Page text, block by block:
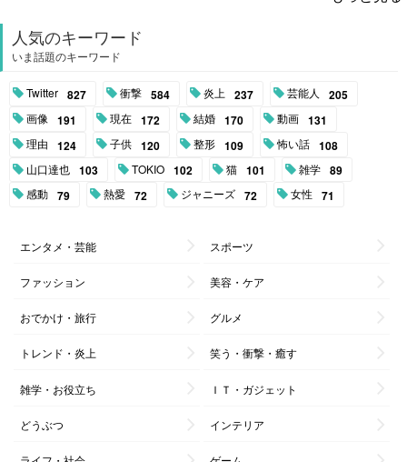
人気のキーワード
いま話題のキーワード
Twitter 827 衝撃 584 炎上 237 芸能人 205
画像 191 現在 172 結婚 170 動画 131
理由 124 子供 120 整形 109 怖い話 108
山口達也 103 TOKIO 102 猫 101 雑学 89
感動 79 熱愛 72 ジャニーズ 72 女性 71
エンタメ・芸能 スポーツ
ファッション 美容・ケア
おでかけ・旅行 グルメ
トレンド・炎上 笑う・衝撃・癒す
雑学・お役立ち ＩＴ・ガジェット
どうぶつ インテリア